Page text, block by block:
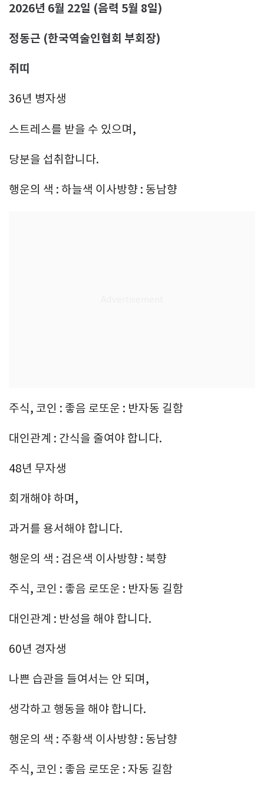
2026년 6월 22일 (음력 5월 8일)
정동근 (한국역술인협회 부회장)
쥐띠
36년 병자생
스트레스를 받을 수 있으며,
당분을 섭취합니다.
행운의 색 : 하늘색 이사방향 : 동남향
주식, 코인 : 좋음 로또운 : 반자동 길함
대인관계 : 간식을 줄여야 합니다.
48년 무자생
회개해야 하며,
과거를 용서해야 합니다.
행운의 색 : 검은색 이사방향 : 북향
주식, 코인 : 좋음 로또운 : 반자동 길함
대인관계 : 반성을 해야 합니다.
60년 경자생
나쁜 습관을 들여서는 안 되며,
생각하고 행동을 해야 합니다.
행운의 색 : 주황색 이사방향 : 동남향
주식, 코인 : 좋음 로또운 : 자동 길함